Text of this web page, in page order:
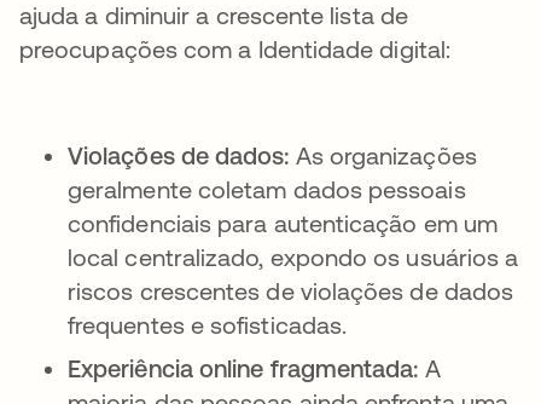
ajuda a diminuir a crescente lista de
preocupações com a Identidade digital:
Violações de dados: As organizações
geralmente coletam dados pessoais
confidenciais para autenticação em um
local centralizado, expondo os usuários a
riscos crescentes de violações de dados
frequentes e sofisticadas.
Experiência online fragmentada: A